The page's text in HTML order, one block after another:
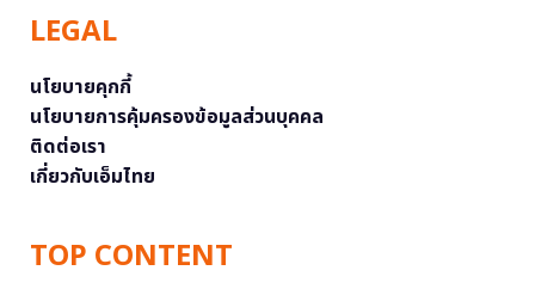
LEGAL
นโยบายคุกกี้
นโยบายการคุ้มครองข้อมูลส่วนบุคคล
ติดต่อเรา
เกี่ยวกับเอ็มไทย
TOP CONTENT